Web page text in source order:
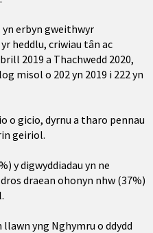
yn erbyn gweithwyr
heddlu, criwiau tân ac
2019 a Thachwedd 2020,
misol o 202 yn 2019 i 222 yn
o gicio, dyrnu a tharo pennau
geiriol.
y digwyddiadau yn ne
draean ohonyn nhw (37%)
yng Nghymru o ddydd